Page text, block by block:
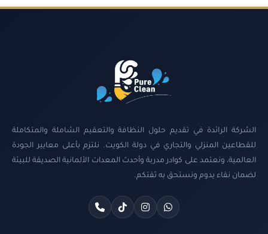
الشركة الرائدة في تقديم حلول النظافة والتعقيم الشاملة والمتكاملة
للقطاعين المنزلي والتجاري في دولة الكويت. نلتزم بأعلى معايير الجودة
العالمية، ونعتمد على كوادر مدربة وأحدث المعدات الألمانية الصديقة للبيئة
لضمان نقاء يدوم ونستحق به ثقتكم.